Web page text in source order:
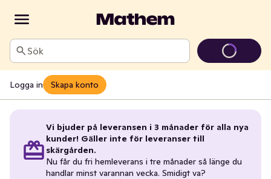
Sök
Logga in Skapa konto
Vi bjuder på leveransen i 3 månader för alla nya
kunder! Gäller inte för leveranser till
skärgården.
Nu får du fri hemleverans i tre månader så länge du
handlar minst varannan vecka. Smidigt va?